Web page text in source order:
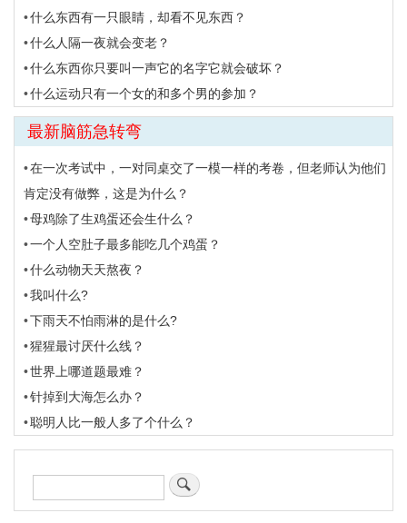
什么东西有一只眼睛，却看不见东西？
什么人隔一夜就会变老？
什么东西你只要叫一声它的名字它就会破坏？
什么运动只有一个女的和多个男的参加？
最新脑筋急转弯
在一次考试中，一对同桌交了一模一样的考卷，但老师认为他们
肯定没有做弊，这是为什么？
母鸡除了生鸡蛋还会生什么？
一个人空肚子最多能吃几个鸡蛋？
什么动物天天熬夜？
我叫什么?
下雨天不怕雨淋的是什么?
猩猩最讨厌什么线？
世界上哪道题最难？
针掉到大海怎么办？
聪明人比一般人多了个什么？
搜
索